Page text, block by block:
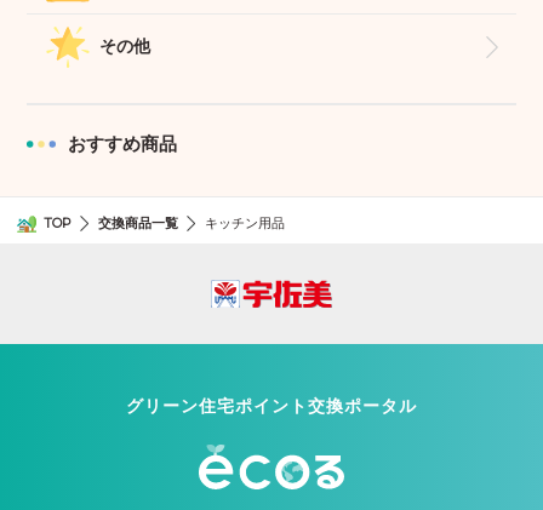
その他
おすすめ商品
TOP 交換商品一覧 キッチン用品
グリーン住宅ポイント交換ポータル